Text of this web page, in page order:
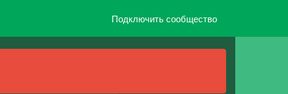
Подключить сообщество